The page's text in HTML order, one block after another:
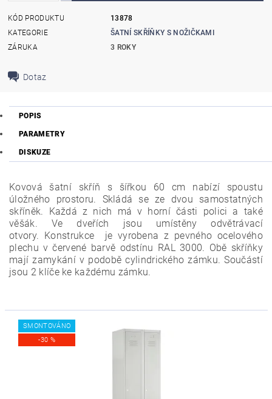
KÓD PRODUKTU
13878
KATEGORIE
ŠATNÍ SKŘÍŇKY S NOŽIČKAMI
ZÁRUKA
3 ROKY
Dotaz
POPIS
PARAMETRY
DISKUZE
Kovová šatní skříň s šířkou 60 cm nabízí spoustu
úložného prostoru. Skládá se ze dvou samostatných
skříněk. Každá z nich má v horní části polici a také
věšák. Ve dveřích jsou umístěny odvětrávací
otvory. Konstrukce je vyrobena z pevného ocelového
plechu v červené barvě odstínu RAL 3000. Obě skříňky
mají zamykání v podobě cylindrického zámku. Součástí
jsou 2 klíče ke každému zámku.
SMONTOVÁNO
-30 %